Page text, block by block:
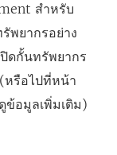
สำหรับ
พยากรอย่าง
ดกั้นทรัพยากร
หรือไปที่หน้า
ข้อมูลเพิ่มเติม)